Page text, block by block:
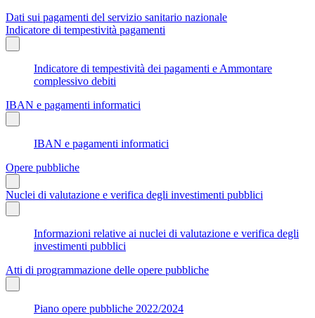
Dati sui pagamenti del servizio sanitario nazionale
Indicatore di tempestività pagamenti
Indicatore di tempestività dei pagamenti e Ammontare
complessivo debiti
IBAN e pagamenti informatici
IBAN e pagamenti informatici
Opere pubbliche
Nuclei di valutazione e verifica degli investimenti pubblici
Informazioni relative ai nuclei di valutazione e verifica degli
investimenti pubblici
Atti di programmazione delle opere pubbliche
Piano opere pubbliche 2022/2024